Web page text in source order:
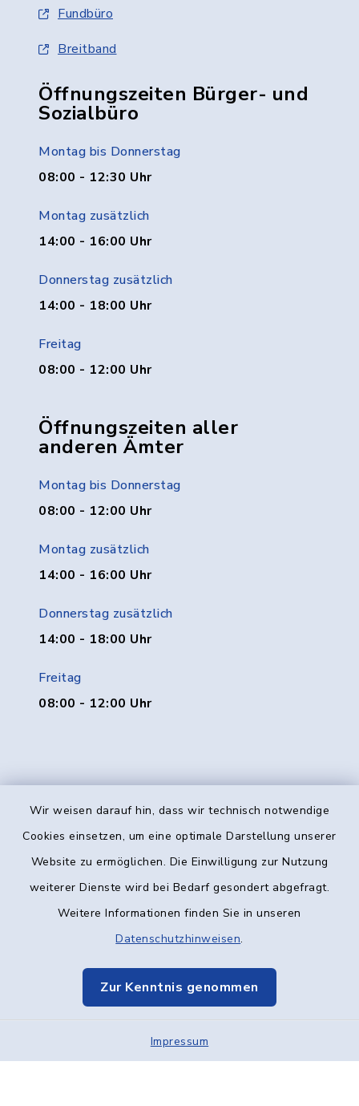
Wir weisen darauf hin, dass wir technisch notwendige
Cookies einsetzen, um eine optimale Darstellung unserer
Website zu ermöglichen. Die Einwilligung zur Nutzung
weiterer Dienste wird bei Bedarf gesondert abgefragt.
Weitere Informationen finden Sie in unseren
Datenschutzhinweisen.
Zur Kenntnis genommen
Impressum
Fundbüro
Breitband
Öffnungszeiten Bürger- und
Sozialbüro
Montag bis Donnerstag
08:00 - 12:30 Uhr
Montag zusätzlich
14:00 - 16:00 Uhr
Donnerstag zusätzlich
14:00 - 18:00 Uhr
Freitag
08:00 - 12:00 Uhr
Öffnungszeiten aller
anderen Ämter
Montag bis Donnerstag
08:00 - 12:00 Uhr
Montag zusätzlich
14:00 - 16:00 Uhr
Donnerstag zusätzlich
14:00 - 18:00 Uhr
Freitag
08:00 - 12:00 Uhr
Kontakt
Datenschutz
Elektronische Kommunikation
Sitemap